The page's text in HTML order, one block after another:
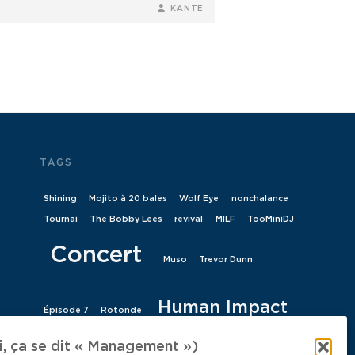
ça se dit « Management »)
BY
BYLINEKANTE
TAGS
Shining Mojito à 20 bales Wolf Eye nonchalance
Tournai The Bobby Lees revival MILF TooMiniDJ
Concert Muso Trevor Dunn
Épisode 7 Rotonde Human Impact